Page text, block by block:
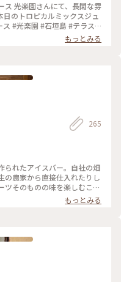
ス 光楽園さんにて、長閑な雰
のトロピカルミックスジュ
もっとみる
265
られたアイスバー。自社の畑
の農家から直接仕入れたりし
ツそのものの味を楽しむこと
もっとみる